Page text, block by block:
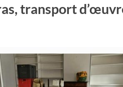
transport